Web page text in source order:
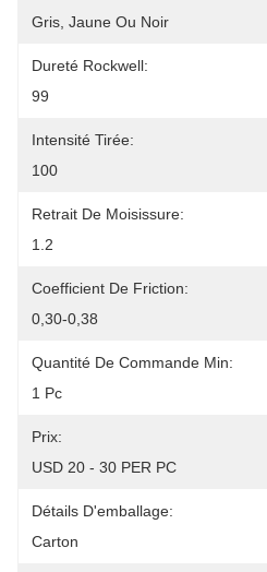
Gris, Jaune Ou Noir
Dureté Rockwell:
99
Intensité Tirée:
100
Retrait De Moisissure:
1.2
Coefficient De Friction:
0,30-0,38
Quantité De Commande Min:
1 Pc
Prix:
USD 20 - 30 PER PC
Détails D'emballage:
Carton